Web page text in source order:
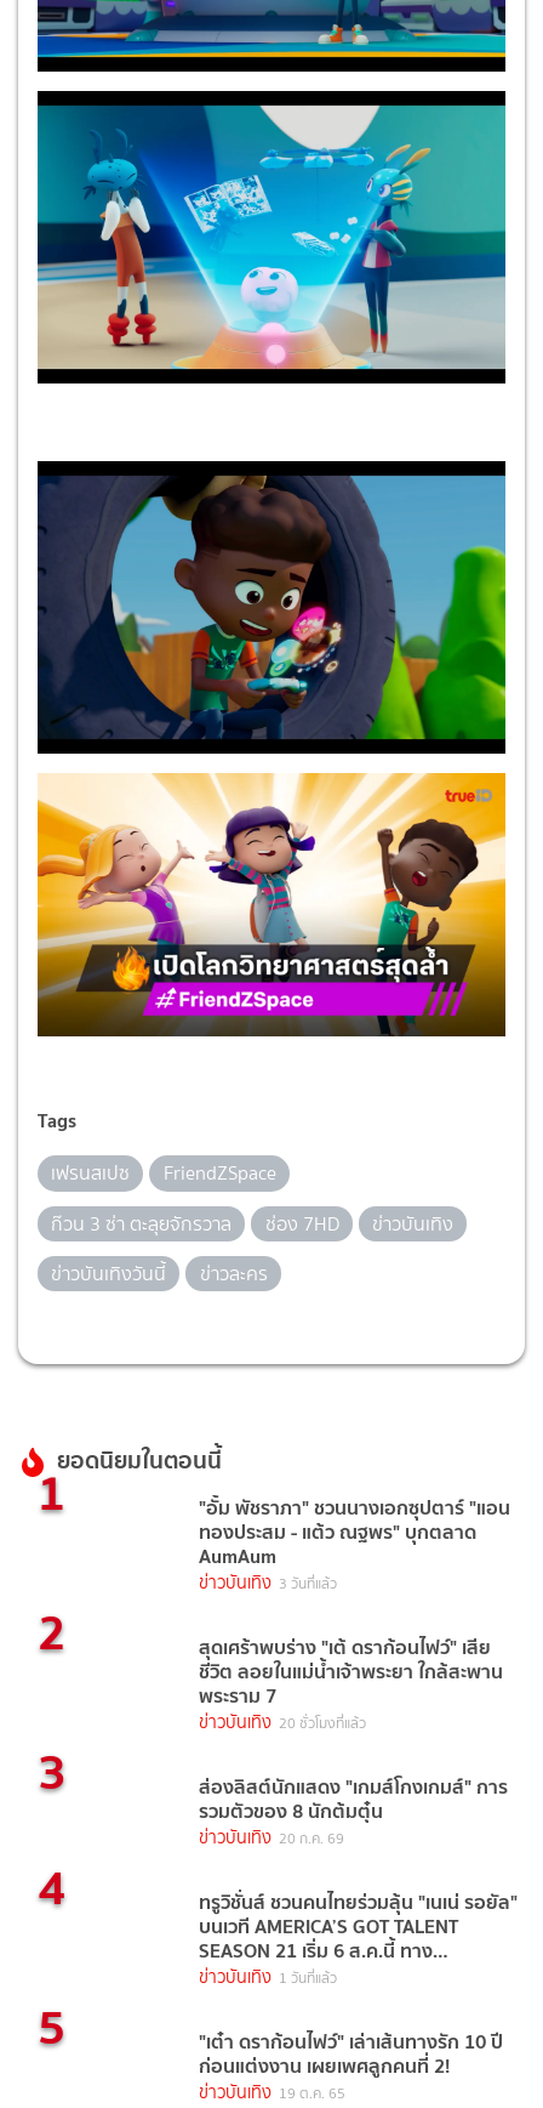
Tags
เฟรนสเปซ
FriendZSpace
ก๊วน 3 ซ่า ตะลุยจักรวาล
ช่อง 7HD
ข่าวบันเทิง
ข่าวบันเทิงวันนี้
ข่าวละคร
ยอดนิยมในตอนนี้
1 "อั้ม พัชราภา" ชวนนางเอกซุปตาร์ "แอน
ทองประสม - แต้ว ณฐพร" บุกตลาด
AumAum
ข่าวบันเทิง 3 วันที่แล้ว
2 สุดเศร้าพบร่าง "เต้ ดราก้อนไฟว์" เสีย
ชีวิต ลอยในแม่น้ำเจ้าพระยา ใกล้สะพาน
พระราม 7
ข่าวบันเทิง 20 ชั่วโมงที่แล้ว
3 ส่องลิสต์นักแสดง "เกมส์โกงเกมส์" การ
รวมตัวของ 8 นักต้มตุ๋น
ข่าวบันเทิง 20 ก.ค. 69
4 ทรูวิชั่นส์ ชวนคนไทยร่วมลุ้น "เนเน่ รอยัล"
บนเวที AMERICA’S GOT TALENT
SEASON 21 เริ่ม 6 ส.ค.นี้ ทาง
TrueVisions NOW
ข่าวบันเทิง 1 วันที่แล้ว
5 "เต๋า ดราก้อนไฟว์" เล่าเส้นทางรัก 10 ปี
ก่อนแต่งงาน เผยเพศลูกคนที่ 2!
ข่าวบันเทิง 19 ต.ค. 65